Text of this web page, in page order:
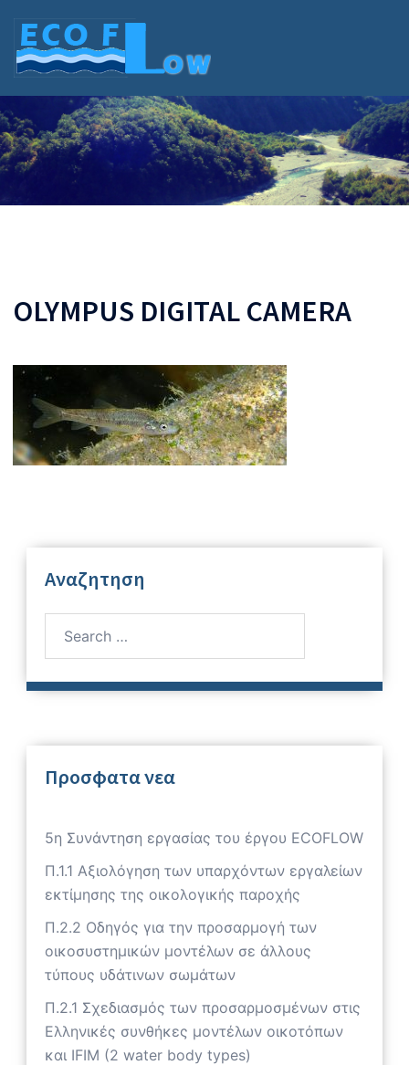
content
OLYMPUS DIGITAL CAMERA
Αναζητηση
Προσφατα νεα
5η Συνάντηση εργασίας του έργου ECOFLOW
Π.1.1 Αξιολόγηση των υπαρχόντων εργαλείων
εκτίμησης της οικολογικής παροχής
Π.2.2 Οδηγός για την προσαρμογή των
οικοσυστημικών μοντέλων σε άλλους
τύπους υδάτινων σωμάτων
Π.2.1 Σχεδιασμός των προσαρμοσμένων στις
Ελληνικές συνθήκες μοντέλων οικοτόπων
και IFIM (2 water body types)